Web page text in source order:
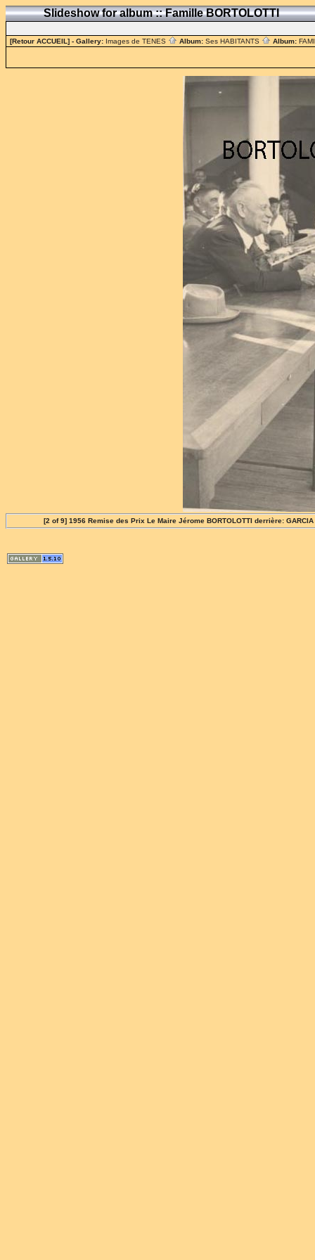
Slideshow for album :: Famille BORTOLOTTI
[Retour ACCUEIL] - Gallery: Images de TENES Album: Ses HABITANTS Album:
[2 of 9] 1956 Remise des Prix Le Maire Jérome BORTOLOTTI derrière: